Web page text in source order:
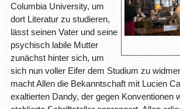
Columbia University, um
dort Literatur zu studieren,
lässt seinen Vater und seine
psychisch labile Mutter
zunächst hinter sich, um
sich nun voller Eifer dem Studium zu
macht Allen die Bekanntschaft mit Lucien
exaltierten Dandy, der gegen Konventionen